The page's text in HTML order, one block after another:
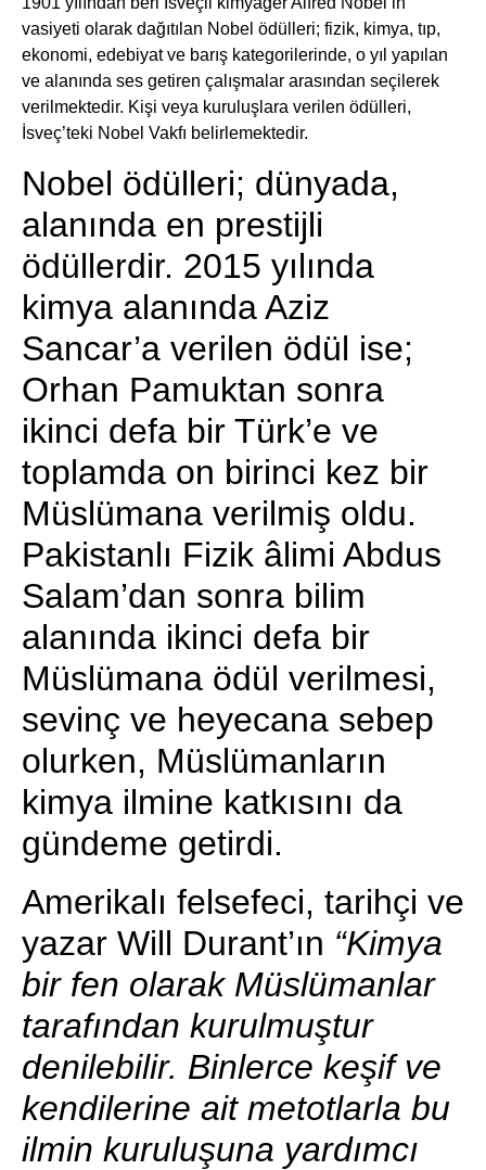
vasiyeti olarak dağıtılan Nobel ödülleri; fizik, kimya, tıp,
ekonomi, edebiyat ve barış kategorilerinde, o yıl yapılan
ve alanında ses getiren çalışmalar arasından seçilerek
verilmektedir. Kişi veya kuruluşlara verilen ödülleri,
İsveç’teki Nobel Vakfı belirlemektedir.
Nobel ödülleri; dünyada,
alanında en prestijli
ödüllerdir. 2015 yılında
kimya alanında Aziz
Sancar’a verilen ödül ise;
Orhan Pamuktan sonra
ikinci defa bir Türk’e ve
toplamda on birinci kez bir
Müslümana verilmiş oldu.
Pakistanlı Fizik âlimi Abdus
Salam’dan sonra bilim
alanında ikinci defa bir
Müslümana ödül verilmesi,
sevinç ve heyecana sebep
olurken, Müslümanların
kimya ilmine katkısını da
gündeme getirdi.
Amerikalı felsefeci, tarihçi ve
yazar Will Durant’ın “Kimya
bir fen olarak Müslümanlar
tarafından kurulmuştur
denilebilir. Binlerce keşif ve
kendilerine ait metotlarla bu
ilmin kuruluşuna yardımcı